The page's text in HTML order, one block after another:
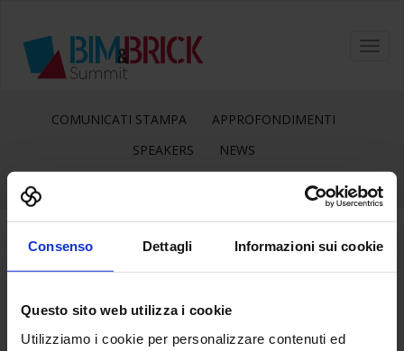
Consenso Dettagli Informazioni sui cookie
Questo sito web utilizza i cookie
Utilizziamo i cookie per personalizzare contenuti ed
COMUNICATI STAMPA
APPROFONDIMENTI
SPEAKERS
NEWS